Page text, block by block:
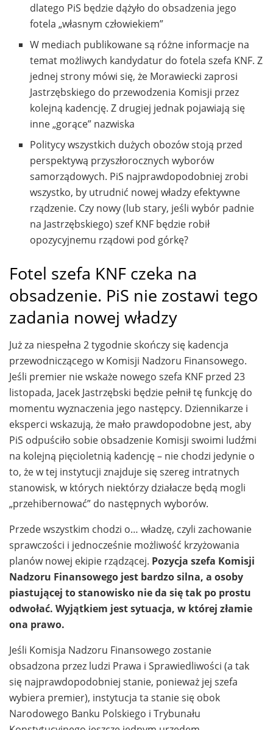
dlatego PiS będzie dążyło do obsadzenia jego
fotela „własnym człowiekiem”
W mediach publikowane są różne informacje na
temat możliwych kandydatur do fotela szefa KNF. Z
jednej strony mówi się, że Morawiecki zaprosi
Jastrzębskiego do przewodzenia Komisji przez
kolejną kadencję. Z drugiej jednak pojawiają się
inne „gorące” nazwiska
Politycy wszystkich dużych obozów stoją przed
perspektywą przyszłorocznych wyborów
samorządowych. PiS najprawdopodobniej zrobi
wszystko, by utrudnić nowej władzy efektywne
rządzenie. Czy nowy (lub stary, jeśli wybór padnie
na Jastrzębskiego) szef KNF będzie robił
opozycyjnemu rządowi pod górkę?
Fotel szefa KNF czeka na
obsadzenie. PiS nie zostawi tego
zadania nowej władzy
Już za niespełna 2 tygodnie skończy się kadencja
przewodniczącego w Komisji Nadzoru Finansowego.
Jeśli premier nie wskaże nowego szefa KNF przed 23
listopada, Jacek Jastrzębski będzie pełnił tę funkcję do
momentu wyznaczenia jego następcy. Dziennikarze i
eksperci wskazują, że mało prawdopodobne jest, aby
PiS odpuściło sobie obsadzenie Komisji swoimi ludźmi
na kolejną pięcioletnią kadencję – nie chodzi jedynie o
to, że w tej instytucji znajduje się szereg intratnych
stanowisk, w których niektórzy działacze będą mogli
„przehibernować” do następnych wyborów.
Przede wszystkim chodzi o… władzę, czyli zachowanie
sprawczości i jednocześnie możliwość krzyżowania
planów nowej ekipie rządzącej. Pozycja szefa Komisji
Nadzoru Finansowego jest bardzo silna, a osoby
piastującej to stanowisko nie da się tak po prostu
odwołać. Wyjątkiem jest sytuacja, w której złamie
ona prawo.
Jeśli Komisja Nadzoru Finansowego zostanie
obsadzona przez ludzi Prawa i Sprawiedliwości (a tak
się najprawdopodobniej stanie, ponieważ jej szefa
wybiera premier), instytucja ta stanie się obok
Narodowego Banku Polskiego i Trybunału